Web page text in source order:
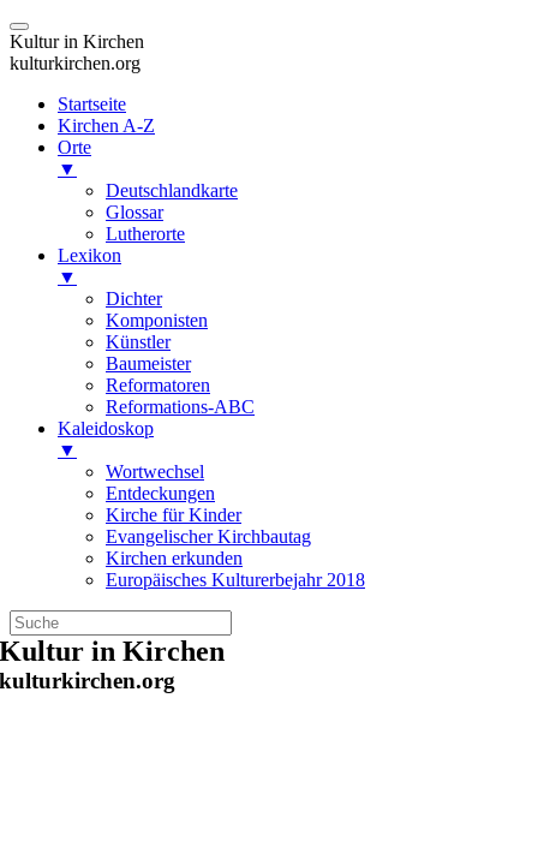
Kultur in Kirchen
kulturkirchen.org
Startseite
Kirchen A-Z
Orte
▼
Deutschlandkarte
Glossar
Lutherorte
Lexikon
▼
Dichter
Komponisten
Künstler
Baumeister
Reformatoren
Reformations-ABC
Kaleidoskop
▼
Wortwechsel
Entdeckungen
Kirche für Kinder
Evangelischer Kirchbautag
Kirchen erkunden
Europäisches Kulturerbejahr 2018
Zum
Inhalt
springen
Kultur in Kirchen
kulturkirchen.org